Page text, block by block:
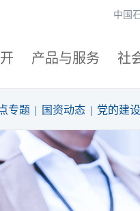
中国
产品与服务 社
专题 | 国资动态 | 党的建设